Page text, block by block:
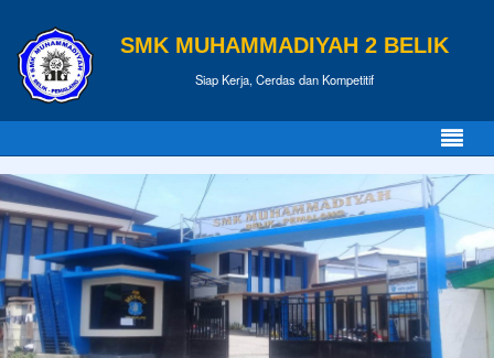
SMK MUHAMMADIYAH 2 BELIK
Siap Kerja, Cerdas dan Kompetitif